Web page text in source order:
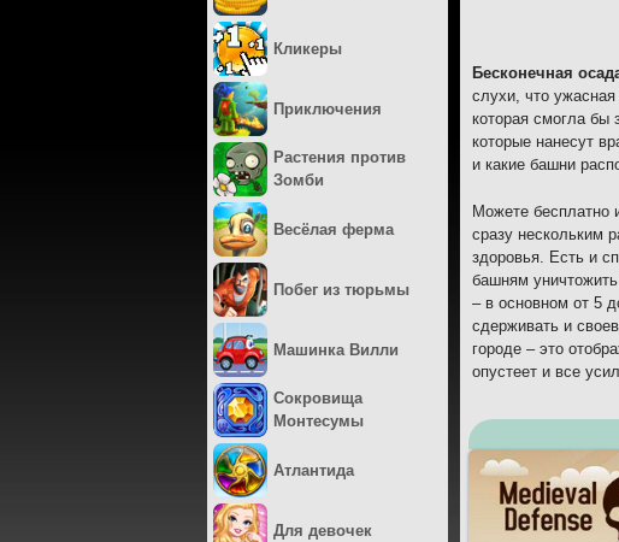
Бесконечная
слухи, что
которая смогла бы
которые нанесут
и какие башни
Можете бесплатно
сразу нескольким
здоровья. Есть и
башням
– в основном от 5
сдерживать и
городе – это
опустеет и все
Кликеры
Приключения
Растения против
Зомби
Весёлая ферма
Побег из тюрьмы
Машинка Вилли
Сокровища
Монтесумы
Атлантида
Для девочек